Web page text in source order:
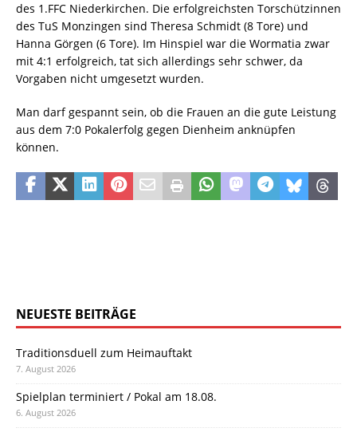
des 1.FFC Niederkirchen. Die erfolgreichsten Torschützinnen
des TuS Monzingen sind Theresa Schmidt (8 Tore) und
Hanna Görgen (6 Tore). Im Hinspiel war die Wormatia zwar
mit 4:1 erfolgreich, tat sich allerdings sehr schwer, da
Vorgaben nicht umgesetzt wurden.
Man darf gespannt sein, ob die Frauen an die gute Leistung
aus dem 7:0 Pokalerfolg gegen Dienheim anknüpfen
können.
NEUESTE BEITRÄGE
Traditionsduell zum Heimauftakt
7. August 2026
Spielplan terminiert / Pokal am 18.08.
6. August 2026